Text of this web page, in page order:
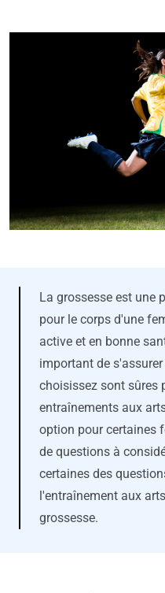
La grossesse est une
pour le corps d'une
active et en bonne
important de
choisissez sont sûres
entraînements aux
option pour certaines
de questions à
certaines des
l'entraînement aux
grossesse.